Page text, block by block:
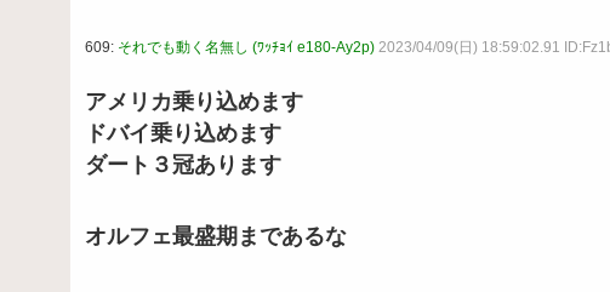
609: それでも動く名無し (ﾜｯﾁｮｲ e180-Ay2p) 2023/04/09(日) 18:59:02.91
アメリカ乗り込めます
ドバイ乗り込めます
ダート３冠あります
オルフェ最盛期まであるな